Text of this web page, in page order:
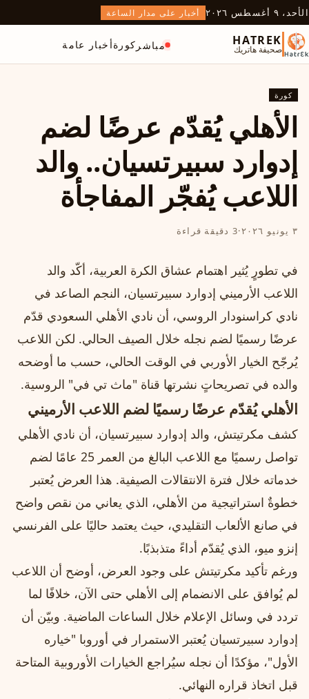
الأحد، ٩ أغسطس ٢٠٢٦ أخبار على مدار الساعة
HATREK
صحيفة هاتريك مباشر كورةأخبار عامة
كورة
الأهلي يُقدّم عرضًا لضم
إدوارد سبيرتسيان.. والد
اللاعب يُفجّر المفاجأة
٣ يونيو ٢٠٢٦ ·3 دقيقة قراءة
في تطورٍ يُثير اهتمام عشاق الكرة العربية، أكّد والد
اللاعب الأرميني إدوارد سبيرتسيان، النجم الصاعد في
نادي كراسنودار الروسي، أن نادي الأهلي السعودي قدّم
عرضًا رسميًا لضم نجله خلال الصيف الحالي. لكن اللاعب
يُرجّح الخيار الأوربي في الوقت الحالي، حسب ما أوضحه
والده في تصريحاتٍ نشرتها قناة "ماث تي في" الروسية.
الأهلي يُقدّم عرضًا رسميًا لضم اللاعب الأرميني
كشف مكرتيتش، والد إدوارد سبيرتسيان، أن نادي الأهلي
تواصل رسميًا مع اللاعب البالغ من العمر 25 عامًا لضم
خدماته خلال فترة الانتقالات الصيفية. هذا العرض يُعتبر
خطوةٌ استراتيجية من الأهلي، الذي يعاني من نقص واضح
في صانع الألعاب التقليدي، حيث يعتمد حاليًا على الفرنسي
إنزو ميو، الذي يُقدّم أداءً متذبذبًا.
ورغم تأكيد مكرتيتش على وجود العرض، أوضح أن اللاعب
لم يُوافق على الانضمام إلى الأهلي حتى الآن، خلافًا لما
تردد في وسائل الإعلام خلال الساعات الماضية. وبيّن أن
إدوارد سبيرتسيان يُعتبر الاستمرار في أوروبا "خياره
الأول"، مؤكدًا أن نجله سيُراجع الخيارات الأوروبية المتاحة
قبل اتخاذ قراره النهائي.